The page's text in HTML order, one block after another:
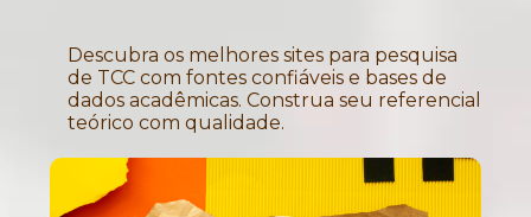
Descubra os melhores sites para pesquisa
de TCC com fontes confiáveis e bases de
dados acadêmicas. Construa seu referencial
teórico com qualidade.